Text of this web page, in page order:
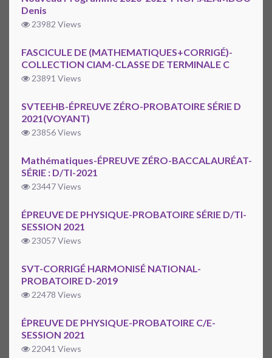
Denis
23982 Views
FASCICULE DE (MATHEMATIQUES+CORRIGÉ)-
COLLECTION CIAM-CLASSE DE TERMINALE C
23891 Views
SVTEEHB-ÉPREUVE ZÉRO-PROBATOIRE SÉRIE D
2021(VOYANT)
23856 Views
Mathématiques-ÉPREUVE ZÉRO-BACCALAURÉAT-
SÉRIE : D/TI-2021
23447 Views
ÉPREUVE DE PHYSIQUE-PROBATOIRE SÉRIE D/TI-
SESSION 2021
23057 Views
SVT-CORRIGÉ HARMONISÉ NATIONAL-
PROBATOIRE D-2019
22478 Views
ÉPREUVE DE PHYSIQUE-PROBATOIRE C/E-
SESSION 2021
22041 Views